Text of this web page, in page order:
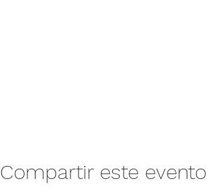
Compartir este evento